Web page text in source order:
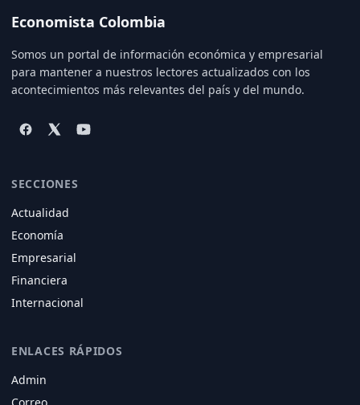
Economista Colombia
Somos un portal de información económica y empresarial
para mantener a nuestros lectores actualizados con los
acontecimientos más relevantes del país y del mundo.
SECCIONES
Actualidad
Economía
Empresarial
Financiera
Internacional
ENLACES RÁPIDOS
Admin